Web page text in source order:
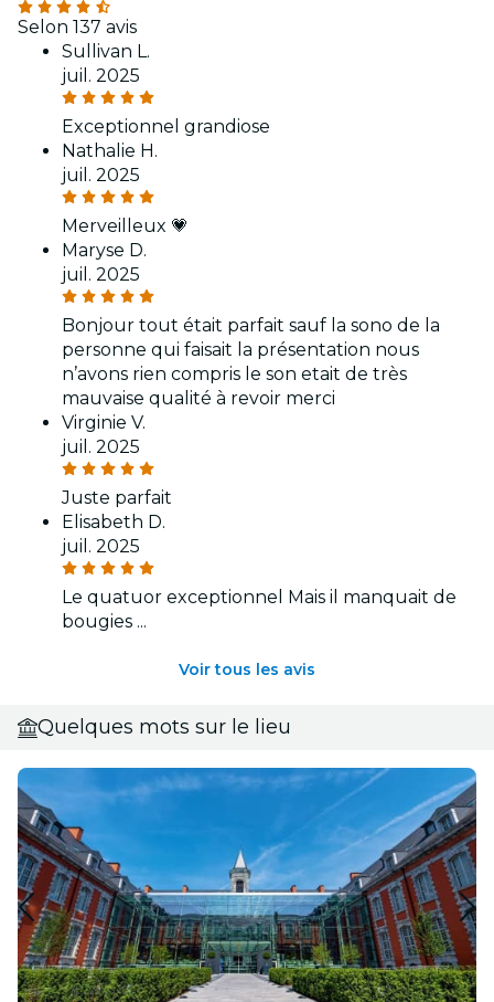
Selon 137 avis
Sullivan L.
juil. 2025
Exceptionnel grandiose
Nathalie H.
juil. 2025
Merveilleux 💗
Maryse D.
juil. 2025
Bonjour tout était parfait sauf la sono de la
personne qui faisait la présentation nous
n’avons rien compris le son etait de très
mauvaise qualité à revoir merci
Virginie V.
juil. 2025
Juste parfait
Elisabeth D.
juil. 2025
Le quatuor exceptionnel Mais il manquait de
bougies ...
Voir tous les avis
Quelques mots sur le lieu